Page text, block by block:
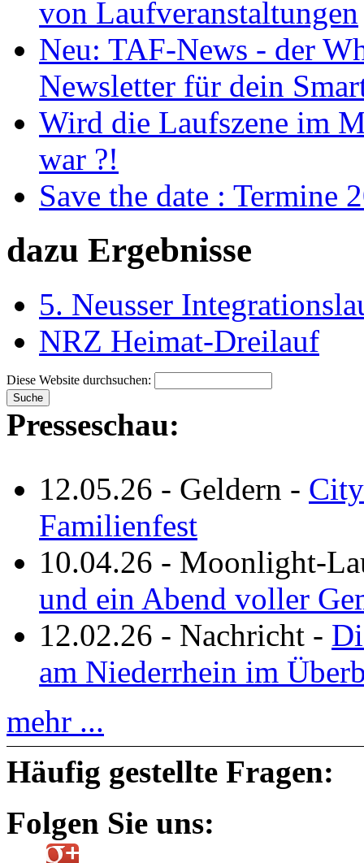
von Laufveranstaltungen
Neu: TAF-News - der
Newsletter für dein
Wird die Laufszene im
war ?!
Save the date : Termine
dazu Ergebnisse
5. Neusser
NRZ Heimat-Dreilauf
Diese Website durchsuchen:
Presseschau:
12.05.26 - Geldern -
Familienfest
10.04.26 - Moonlight-
und ein Abend voller
12.02.26 - Nachricht -
am Niederrhein im
mehr ...
Häufig gestellte Fragen:
Folgen Sie uns: